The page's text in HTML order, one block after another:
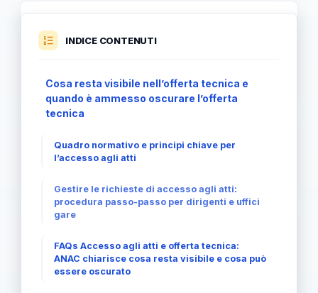
INDICE CONTENUTI
Cosa resta visibile nell’offerta tecnica e
quando è ammesso oscurare l’offerta
tecnica
Quadro normativo e principi chiave per
l’accesso agli atti
Gestire le richieste di accesso agli atti:
procedura passo-passo per dirigenti e uffici
gare
FAQs Accesso agli atti e offerta tecnica:
ANAC chiarisce cosa resta visibile e cosa può
essere oscurato